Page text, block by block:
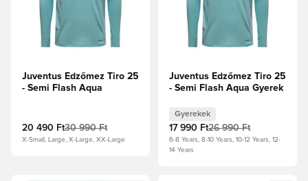
Juventus Edzőmez Tiro 25
- Semi Flash Aqua
20 490 Ft30 990 Ft
X-Small, Large, X-Large, XX-Large
Juventus Edzőmez Tiro 25
- Semi Flash Aqua Gyerek
Gyerekek
17 990 Ft26 990 Ft
6-8 Years, 8-10 Years, 10-12 Years, 12-
14 Years